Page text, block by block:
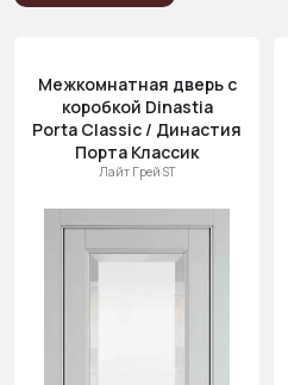
Межкомнатная дверь с
коробкой Dinastia
Porta Classic / Династия
Порта Классик
Лайт Грей ST